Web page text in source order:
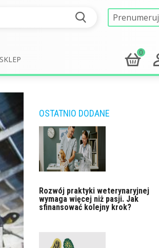
Prenumeruj
SKLEP
0
OSTATNIO DODANE
Rozwój praktyki weterynaryjnej
wymaga więcej niż pasji. Jak
sfinansować kolejny krok?